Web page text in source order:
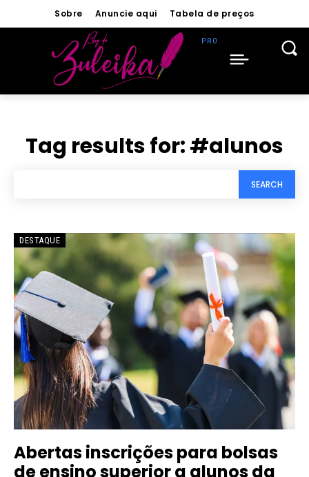
Sobre Anuncie aqui Tabela de preços
Tag results for:#alunos
SEARCH
DESTAQUE
Abertas inscrições para bolsas
de ensino superior a alunos da